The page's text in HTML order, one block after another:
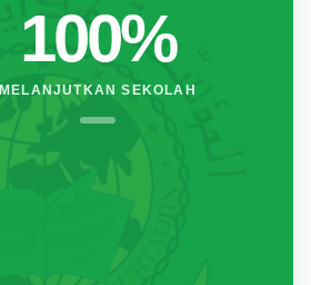
100%
MELANJUTKAN SEKOLAH